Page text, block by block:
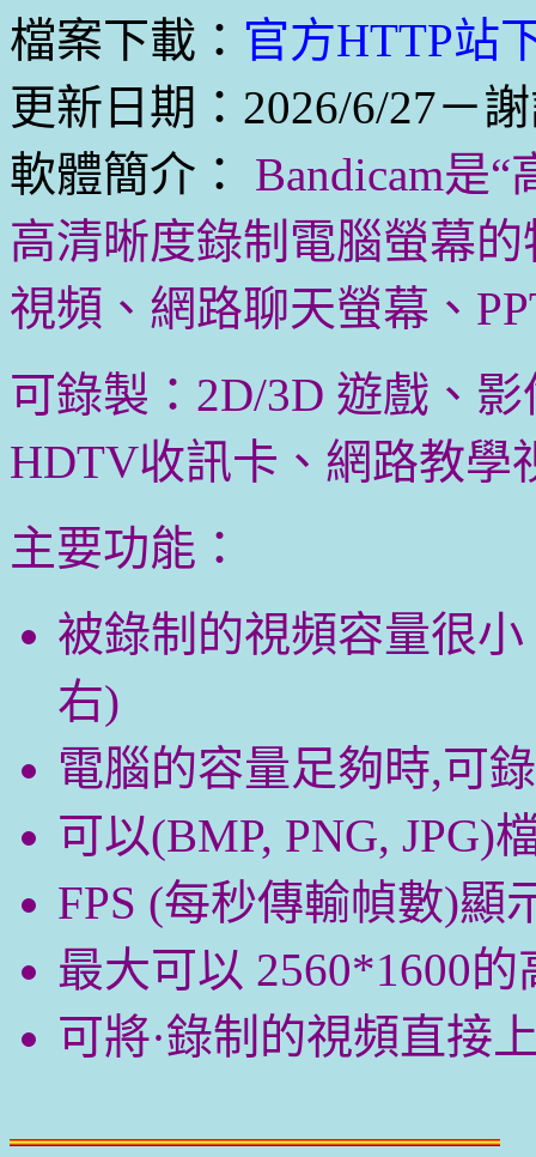
檔案下載： 官方HTTP站
更新日期：2026/6/27－
軟體簡介：
Bandicam是
高清晰度錄制電腦螢幕
視頻、網路聊天螢幕、
可錄製：2D/3D 遊戲、
HDTV收訊卡、網路教學
主要功能：
被錄制的視頻容量很
右)
電腦的容量足夠時,可
可以(BMP, PNG, JPG)
FPS (每秒傳輸幀數)顯
最大可以 2560*1600
可將·錄制的視頻直接